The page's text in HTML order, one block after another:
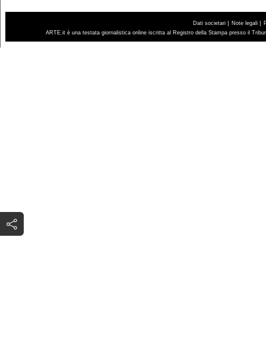
Dati societari | Note legali |
ARTE.it è una testata giornalistica online iscritta al Registro della Stampa presso il